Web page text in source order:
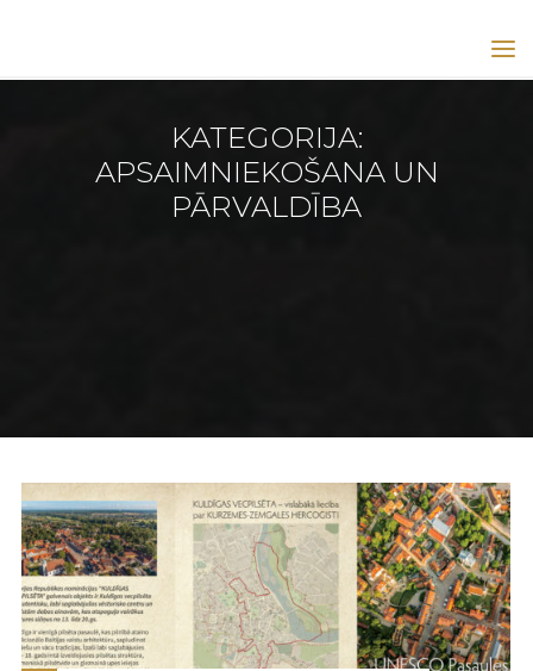
KATEGORIJA:
APSAIMNIEKOŠANA UN
PĀRVALDĪBA